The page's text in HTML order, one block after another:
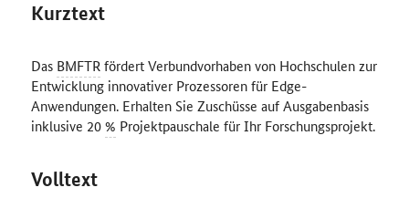
Kurztext
Das BMFTRfördert Verbundvorhaben von Hochschulen zur
Entwicklung innovativer Prozessoren für Edge-
Anwendungen. Erhalten Sie Zuschüsse auf Ausgabenbasis
inklusive 20% Projektpauschale für Ihr Forschungsprojekt.
Volltext